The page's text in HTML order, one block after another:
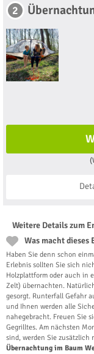
2
Weitere Details zum
Was macht dieses
Haben Sie denn schon
Erlebnis sollten Sie sich
Holzplattform oder auch in
Zelt) übernachten.
gesorgt. Runterfall Gefahr
und Ihnen werden alle
nahegebracht. Freuen Sie
Gegrilltes. Am nächsten
sind, werden Sie
Übernachtung im Baum